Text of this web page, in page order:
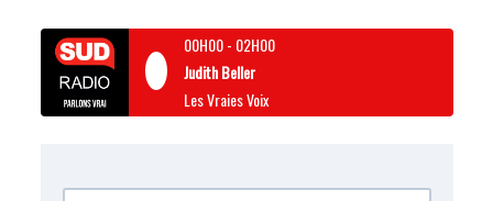
00H00- 02H00
Judith Beller
Les Vraies Voix